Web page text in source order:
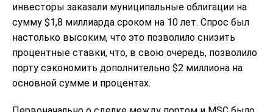
инвесторы заказали муниципальные облигации на
сумму $1,8 миллиарда сроком на 10 лет. Спрос был
настолько высоким, что это позволило снизить
процентные ставки, что, в свою очередь, позволило
порту сэкономить дополнительно $2 миллиона на
основной сумме и процентах.